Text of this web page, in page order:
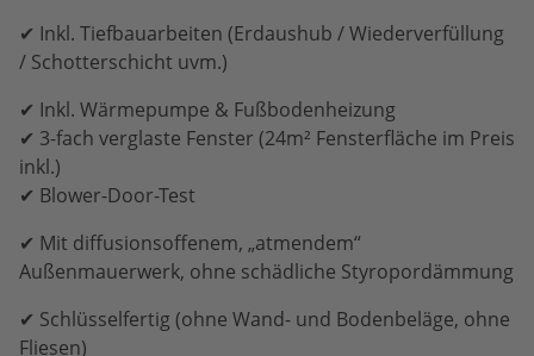
✔ Inkl. Tiefbauarbeiten (Erdaushub / Wiederverfüllung
/ Schotterschicht uvm.)
✔ Inkl. Wärmepumpe & Fußbodenheizung
✔ 3-fach verglaste Fenster (24m² Fensterfläche im Preis
inkl.)
✔ Blower-Door-Test
✔ Mit diffusionsoffenem, „atmendem“
Außenmauerwerk, ohne schädliche Styropordämmung
✔ Schlüsselfertig (ohne Wand- und Bodenbeläge, ohne
Fliesen)